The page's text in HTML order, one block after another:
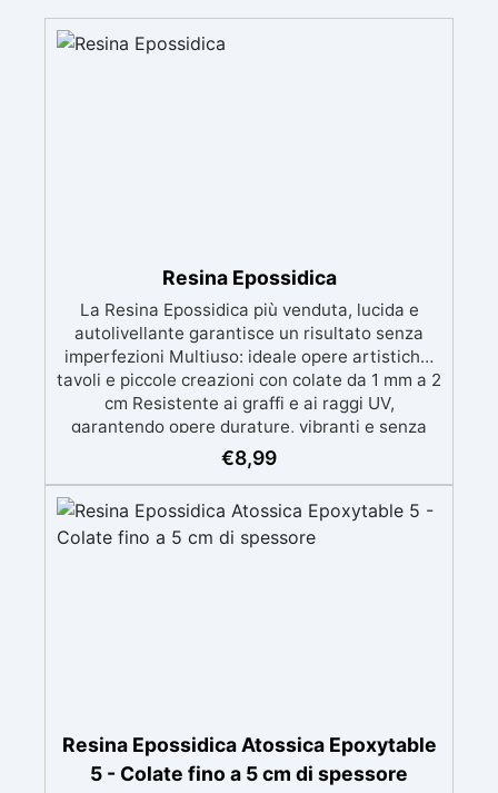
Resina Epossidica
La Resina Epossidica più venduta, lucida e
autolivellante garantisce un risultato senza
imperfezioni Multiuso: ideale opere artistiche,
tavoli e piccole creazioni con colate da 1 mm a 2
cm Resistente ai graffi e ai raggi UV,
garantendo opere durature, vibranti e senza
ingiallimenti nel tempo Bassa viscosità e
formula anti-bolle per risultati impeccabili,
Certificata Atossica post catalisi per contatto
con la pelle, BPA free e VoC Free
€8,99
Resina Epossidica Atossica Epoxytable
5 - Colate fino a 5 cm di spessore